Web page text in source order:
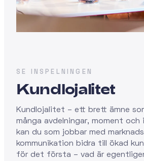
SE INSPELNINGEN
Kundlojalitet
Kundlojalitet – ett brett ämne
många avdelningar, moment och
kan du som jobbar med
kommunikation bidra till ökad
för det första – vad är